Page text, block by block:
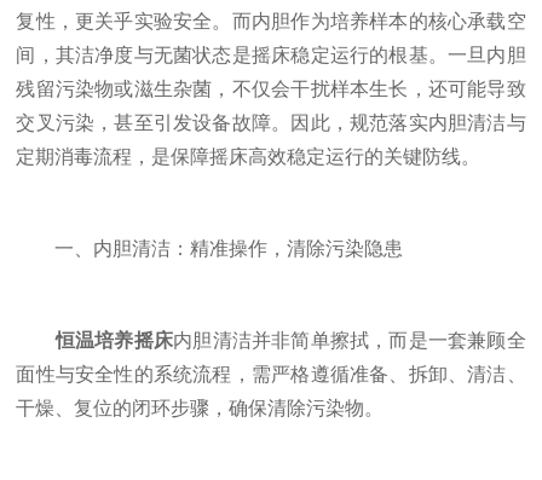
复性，更关乎实验安全。而内胆作为培养样本的核心承载空
间，其洁净度与无菌状态是摇床稳定运行的根基。一旦内胆
残留污染物或滋生杂菌，不仅会干扰样本生长，还可能导致
交叉污染，甚至引发设备故障。因此，规范落实内胆清洁与
定期消毒流程，是保障摇床高效稳定运行的关键防线。
一、内胆清洁：精准操作，清除污染隐患
恒温培养摇床内胆清洁并非简单擦拭，而是一套兼顾全
面性与安全性的系统流程，需严格遵循准备、拆卸、清洁、
干燥、复位的闭环步骤，确保清除污染物。